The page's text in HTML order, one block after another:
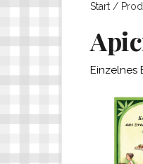
Start /
Einzelnes